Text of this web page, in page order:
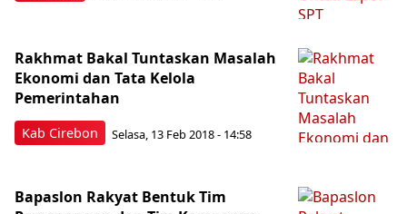
Kab Cirebon
Rakhmat Bakal Tuntaskan Masalah
Ekonomi dan Tata Kelola
Pemerintahan
Selasa, 13 Feb 2018 - 14:58
Bapaslon Rakyat Bentuk Tim